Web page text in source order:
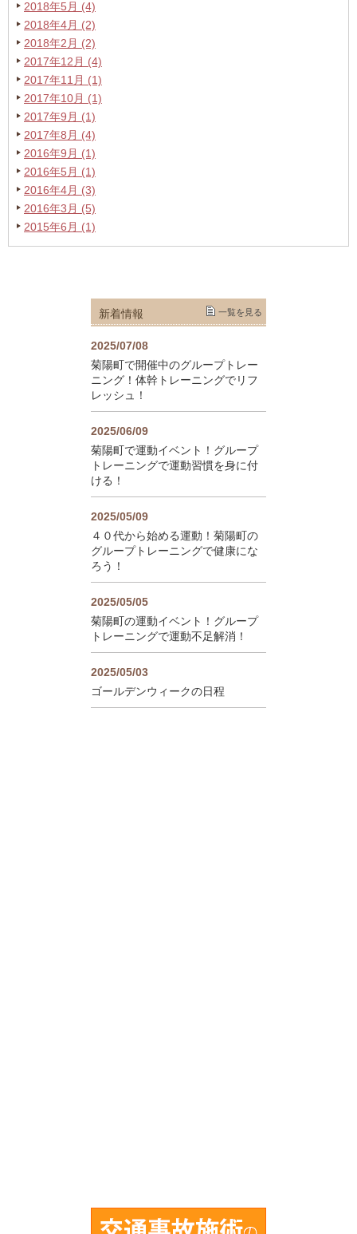
2018年5月 (4)
2018年4月 (2)
2018年2月 (2)
2017年12月 (4)
2017年11月 (1)
2017年10月 (1)
2017年9月 (1)
2017年8月 (4)
2016年9月 (1)
2016年5月 (1)
2016年4月 (3)
2016年3月 (5)
2015年6月 (1)
新着情報 一覧を見る
2025/07/08
菊陽町で開催中のグループトレー
ニング！体幹トレーニングでリフ
レッシュ！
2025/06/09
菊陽町で運動イベント！グループ
トレーニングで運動習慣を身に付
ける！
2025/05/09
４０代から始める運動！菊陽町の
グループトレーニングで健康にな
ろう！
2025/05/05
菊陽町の運動イベント！グループ
トレーニングで運動不足解消！
2025/05/03
ゴールデンウィークの日程